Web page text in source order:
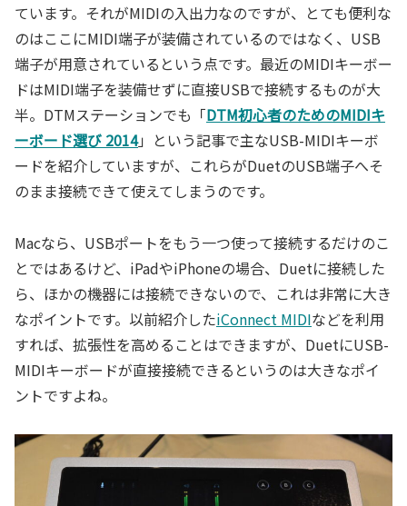
ています。それがMIDIの入出力なのですが、とても便利な
のはここにMIDI端子が装備されているのではなく、USB
端子が用意されているという点です。最近のMIDIキーボー
ドはMIDI端子を装備せずに直接USBで接続するものが大
半。DTMステーションでも「DTM初心者のためのMIDIキ
ーボード選び 2014」という記事で主なUSB-MIDIキーボ
ードを紹介していますが、これらがDuetのUSB端子へそ
のまま接続できて使えてしまうのです。
Macなら、USBポートをもう一つ使って接続するだけのこ
とではあるけど、iPadやiPhoneの場合、Duetに接続した
ら、ほかの機器には接続できないので、これは非常に大き
なポイントです。以前紹介したiConnect MIDIなどを利用
すれば、拡張性を高めることはできますが、DuetにUSB-
MIDIキーボードが直接接続できるというのは大きなポイ
ントですよね。